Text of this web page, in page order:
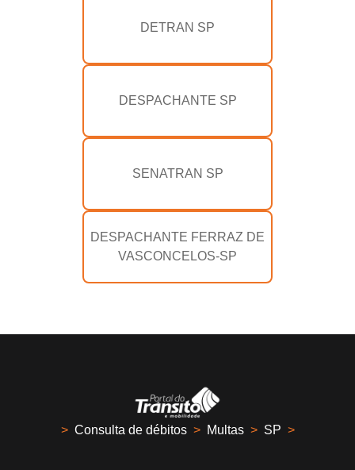
DETRAN SP
DESPACHANTE SP
SENATRAN SP
DESPACHANTE FERRAZ DE
VASCONCELOS-SP
> Consulta de débitos > Multas > SP >